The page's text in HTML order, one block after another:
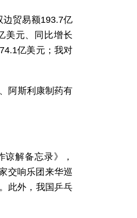
边贸易额193.7亿
美元、同比增长
亿美元；我对
阿斯利康制药有
谅解备忘录》，
交响乐团来华巡
此外，我国乒乓